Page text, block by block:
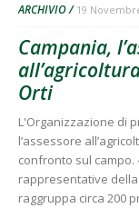
ARCHIVIO 19
Campania,
Orti
L'Organizzazione di
l’assessore
confronto sul campo.
rappresentative della
raggruppa circa 200